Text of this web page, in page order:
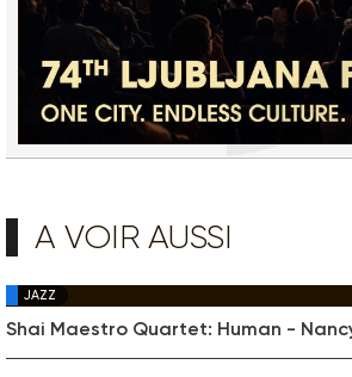
A VOIR AUSSI
JAZZ
Shai Maestro Quartet: Human -